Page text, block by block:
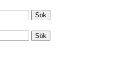
Sök
Sök